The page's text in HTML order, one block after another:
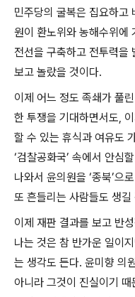
민주당의 굴복은 집요하고
원이 환노위와 농해수위에
전선을 구축하고 전투력을
보고 놀랐을 것이다.
이제 어느 정도 족쇄가 풀
한 투쟁을 기대하면서도,
할 수 있는 휴식과 여유도
‘검찰공화국’ 속에서 안심
나와서 윤의원을 ‘종북’으로
또 흔들리는 사람들도 생길
이제 재판 결과를 보고 반
나는 것은 참 반가운 일이
는 생각도 든다. 윤미향 의
아니라 그것이 진실이기 때